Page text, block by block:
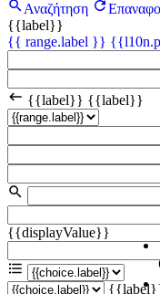
Αναζήτηση
{{label}}
{{ range.label }}
{{label}} {{label}}
{{displayValue}}